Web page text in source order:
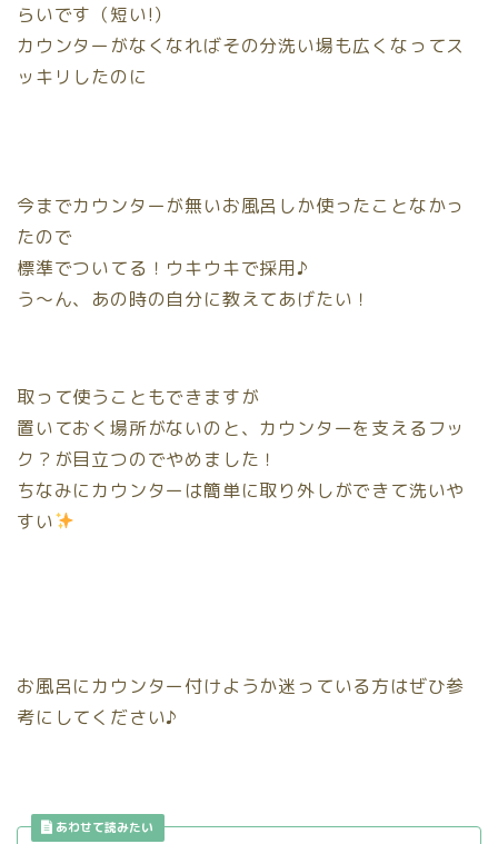
らいです（短い!）
カウンターがなくなればその分洗い場も広くなってス
ッキリしたのに
今までカウンターが無いお風呂しか使ったことなかっ
たので
標準でついてる！ウキウキで採用♪
う〜ん、あの時の自分に教えてあげたい！
取って使うこともできますが
置いておく場所がないのと、カウンターを支えるフッ
ク？が目立つのでやめました！
ちなみにカウンターは簡単に取り外しができて洗いや
すい
お風呂にカウンター付けようか迷っている方はぜひ参
考にしてください♪